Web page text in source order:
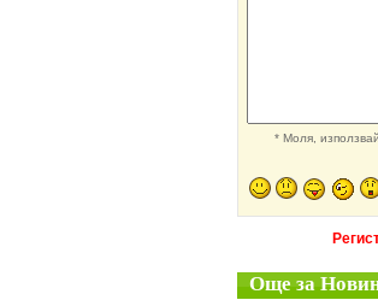
* Моля,
Още за